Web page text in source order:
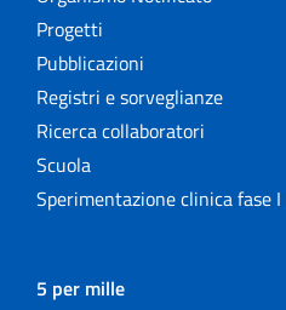
Progetti
Pubblicazioni
Registri e sorveglianze
Ricerca collaboratori
Scuola
Sperimentazione clinica fase I
5 per mille